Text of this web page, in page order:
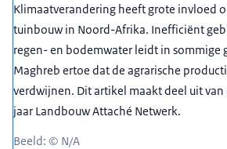
Klimaatverandering heeft grote invloed
tuinbouw in Noord-Afrika. Inefficiënt
regen- en bodemwater leidt in sommige
Maghreb ertoe dat de agrarische
verdwijnen. Dit artikel maakt deel uit van
jaar Landbouw Attaché Netwerk.
Beeld: © N/A